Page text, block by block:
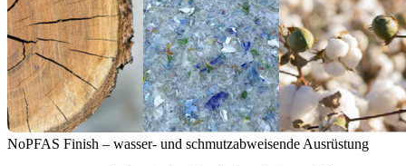
NoPFAS Finish – wasser- und schmutzabweisende Ausrüstung